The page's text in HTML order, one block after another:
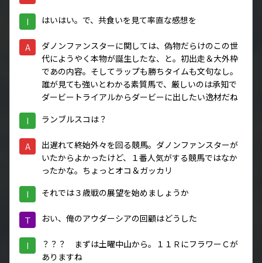
I はいはい。で、共食いを見て率直な感想を
A
ダノンファンスターに関しては、偽物だらけのこの世
代にようやく本物が誕生したな、と。初出走＆大外枠
であの内容。そしてラップも勝ちタイムも文句なし。
誰が見ても強いとわかる素質馬で、厳しいのは承知で
ダービートライアルからダービーに出したい逸材だね
I ランブルスコは？
A
出遅れて終始外々を回る競馬。ダノンファンスターが
いたからよかったけど、１番人気がする競馬ではなか
ったかな。ちょっとオコ＆ガッカリ
I それでは３歳戦の展望を始めましょうか
Ｔ おい、俺のアウダーシアの回顧はどうした
I
？？？ まずは土曜中山から。１１ＲにフラワーＣが
ありますね